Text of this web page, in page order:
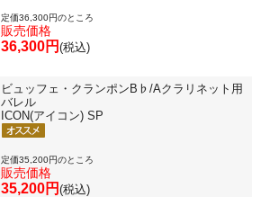
定価36,300円のところ
販売価格
36,300円 (税込)
ビュッフェ・クランポンB♭/Aクラリネット用
バレル
ICON(アイコン) SP
定価35,200円のところ
販売価格
35,200円 (税込)